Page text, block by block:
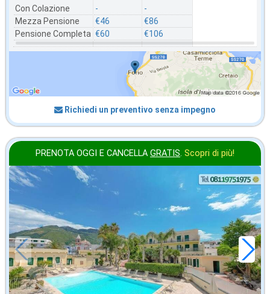
Con Colazione
Mezza Pensione
Pensione Completa
-
€46
€60
-
€86
€106
Richiedi un preventivo senza impegno
PRENOTA OGGI E CANCELLA GRATIS. Scopri di più!
€28,43
a notte